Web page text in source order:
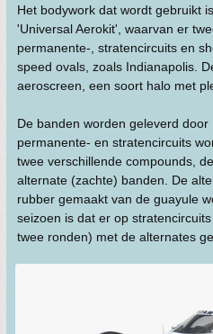
Het bodywork dat wordt gebruikt
'Universal Aerokit', waarvan er
permanente-, stratencircuits en
speed ovals, zoals Indianapolis.
aeroscreen, een soort halo met
De banden worden geleverd
permanente- en stratencircuits
twee verschillende compounds,
alternate (zachte) banden. De
rubber gemaakt van de guayule
seizoen is dat er op
twee ronden) met de alternates